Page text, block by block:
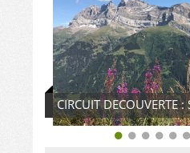
CIRCUIT DECOUVERTE